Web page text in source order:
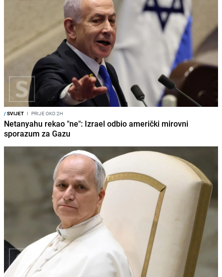
/SVIJET I PRIJE OKO 2H
Netanyahu rekao "ne": Izrael odbio američki mirovni
sporazum za Gazu